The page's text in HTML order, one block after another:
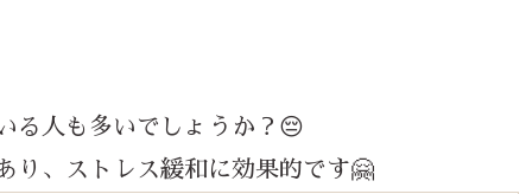
る人も多いでしょうか？😔
り、ストレス緩和に効果的です🤗